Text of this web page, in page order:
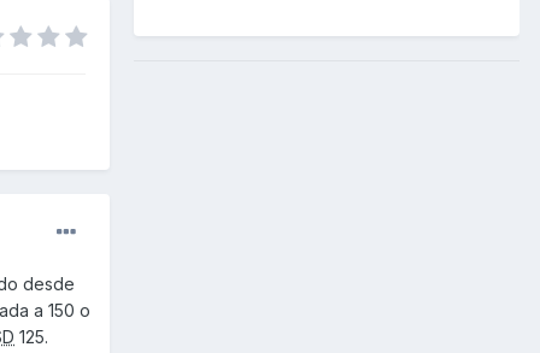
desde
a 150 o
125.